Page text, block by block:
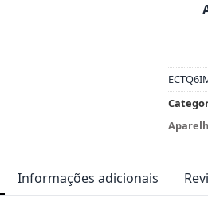
Informações adicionais